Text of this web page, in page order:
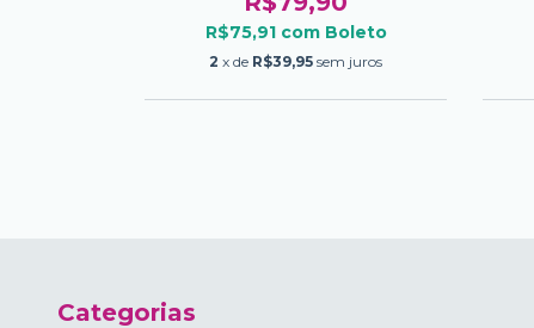
R$75,91 com Boleto
2 x de R$39,95 sem juros
Categorias